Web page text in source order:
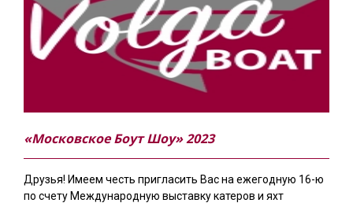
«Московское Боут Шоу» 2023
Друзья! Имеем честь пригласить Вас на ежегодную 16-ю
по счету Международную выставку катеров и яхт